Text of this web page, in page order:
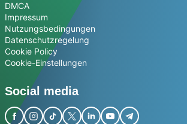
DMCA
Impressum
Nutzungsbedingungen
Datenschutzregelung
Cookie Policy
Cookie-Einstellungen
Social media